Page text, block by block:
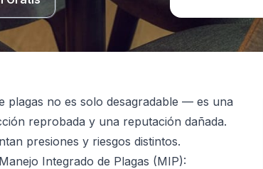
plagas no es solo desagradable — es una
reprobada y una reputación dañada.
presiones y riesgos distintos.
Integrado de Plagas (MIP):